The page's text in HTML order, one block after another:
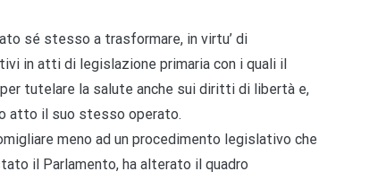
sé stesso a trasformare, in virtu’ di
in atti di legislazione primaria con i quali il
tutelare la salute anche sui diritti di libertà e,
atto il suo stesso operato.
meno ad un procedimento legislativo che
il Parlamento, ha alterato il quadro